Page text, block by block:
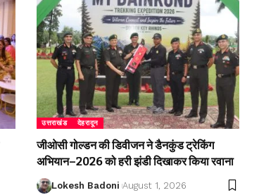
उत्तराखंड देहरादून
जीओसी गोल्डन की डिवीजन ने डैनकुंड ट्रेकिंग
अभियान–2026 को हरी झंडी दिखाकर किया रवाना
Lokesh Badoni August 1, 2026